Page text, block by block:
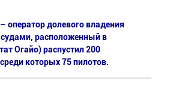
оператор долевого владения
расположенный в
Огайо) распустил 200
которых 75 пилотов.